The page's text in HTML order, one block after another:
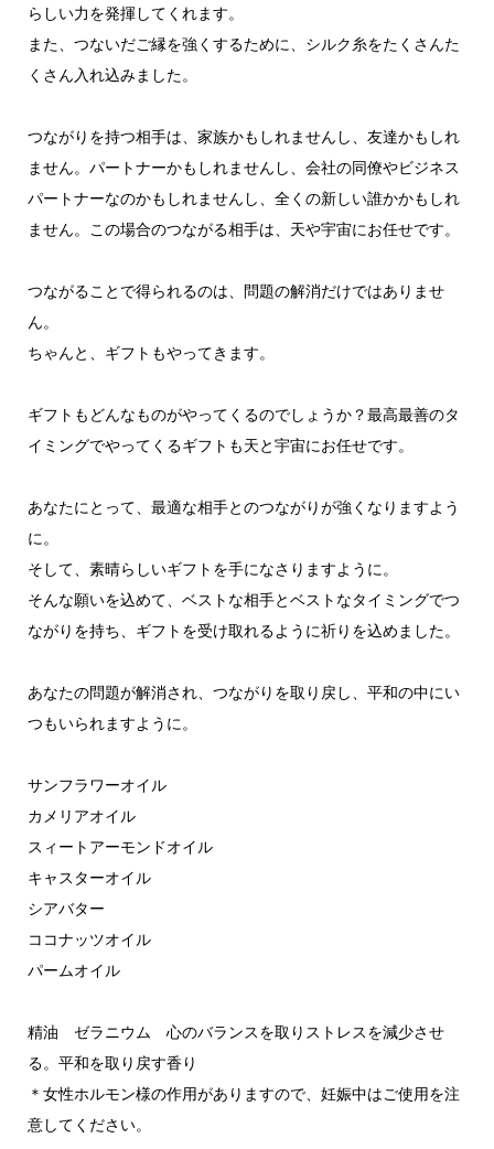
らしい力を発揮してくれます。
また、つないだご縁を強くするために、シルク糸をたくさんた
くさん入れ込みました。
つながりを持つ相手は、家族かもしれませんし、友達かもしれ
ません。パートナーかもしれませんし、会社の同僚やビジネス
パートナーなのかもしれませんし、全くの新しい誰かかもしれ
ません。この場合のつながる相手は、天や宇宙にお任せです。
つながることで得られるのは、問題の解消だけではありませ
ん。
ちゃんと、ギフトもやってきます。
ギフトもどんなものがやってくるのでしょうか？最高最善のタ
イミングでやってくるギフトも天と宇宙にお任せです。
あなたにとって、最適な相手とのつながりが強くなりますよう
に。
そして、素晴らしいギフトを手になさりますように。
そんな願いを込めて、ベストな相手とベストなタイミングでつ
ながりを持ち、ギフトを受け取れるように祈りを込めました。
あなたの問題が解消され、つながりを取り戻し、平和の中にい
つもいられますように。
サンフラワーオイル
カメリアオイル
スィートアーモンドオイル
キャスターオイル
シアバター
ココナッツオイル
パームオイル
精油 ゼラニウム 心のバランスを取りストレスを減少させ
る。平和を取り戻す香り
＊女性ホルモン様の作用がありますので、妊娠中はご使用を注
意してください。